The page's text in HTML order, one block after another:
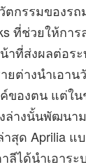
กรรมของรถ
ที่ช่วยให้กา
ที่ส่งผลต่อระ
ต่างนำเอาน
ของตน แต่ใน
ล่างนั้นพัฒนา
สุด Aprilia แ
ลีได้นำเอาร